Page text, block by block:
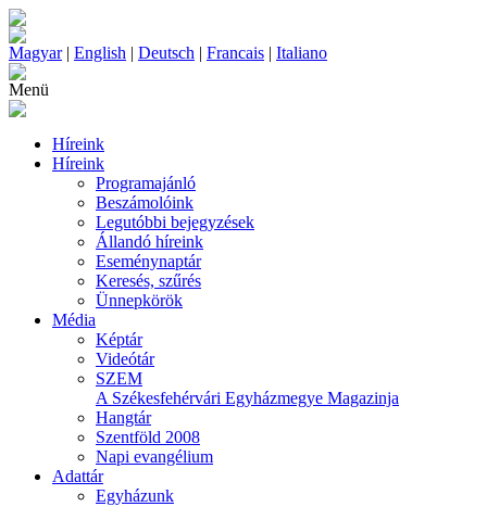
Magyar| English | Deutsch | Francais | Italiano
Menü
Híreink
Híreink
Programajánló
Beszámolóink
Legutóbbi bejegyzések
Állandó híreink
Eseménynaptár
Keresés, szűrés
Ünnepkörök
Média
Képtár
Videótár
SZEM
A Székesfehérvári Egyházmegye Magazinja
Hangtár
Szentföld 2008
Napi evangélium
Adattár
Egyházunk